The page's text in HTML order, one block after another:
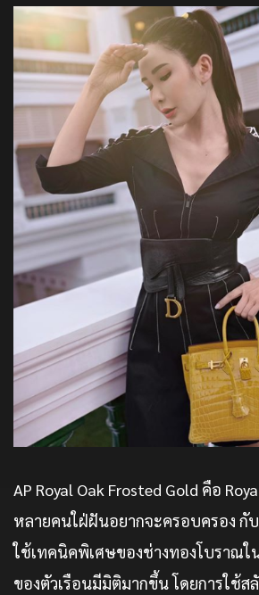
AP Royal Oak Frosted Gold คือ
หลายคนใฝ่ฝันอยากจะครอบครอง กั
ใช้เทคนิคพิเศษของช่างทองโบราณใ
ของตัวเรือนมีมิติมากขึ้น โดยการใช้